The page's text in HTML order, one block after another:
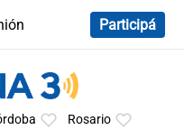
Participá
Rosario